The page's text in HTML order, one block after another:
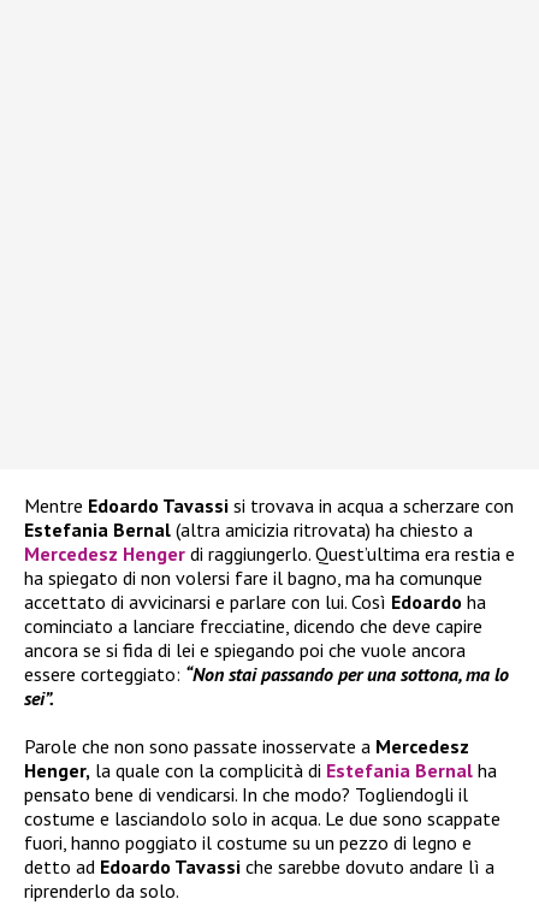
Mentre Edoardo Tavassi si trovava in acqua a scherzare con
Estefania Bernal (altra amicizia ritrovata) ha chiesto a
Mercedesz Henger di raggiungerlo. Quest’ultima era restia e
ha spiegato di non volersi fare il bagno, ma ha comunque
accettato di avvicinarsi e parlare con lui. Così Edoardo ha
cominciato a lanciare frecciatine, dicendo che deve capire
ancora se si fida di lei e spiegando poi che vuole ancora
essere corteggiato: “Non stai passando per una sottona, ma lo
sei”.
Parole che non sono passate inosservate a Mercedesz
Henger, la quale con la complicità di Estefania Bernal ha
pensato bene di vendicarsi. In che modo? Togliendogli il
costume e lasciandolo solo in acqua. Le due sono scappate
fuori, hanno poggiato il costume su un pezzo di legno e
detto ad Edoardo Tavassi che sarebbe dovuto andare lì a
riprenderlo da solo.